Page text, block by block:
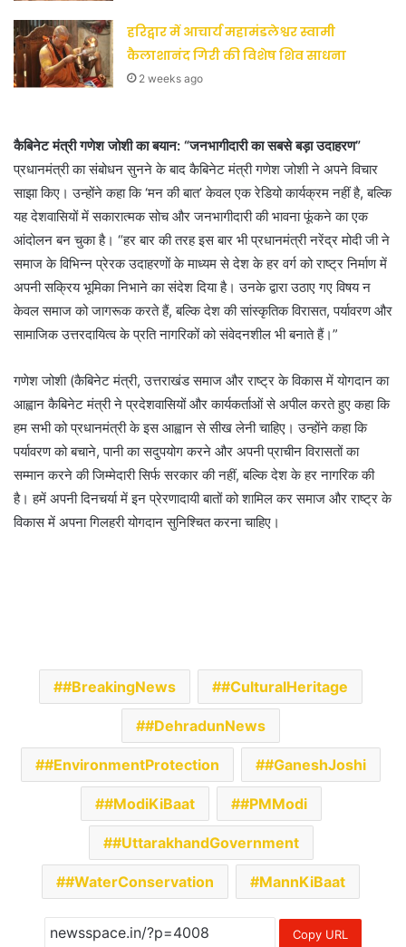
हरिद्वार में आचार्य महामंडलेश्वर स्वामी
कैलाशानंद गिरी की विशेष शिव साधना
2 weeks ago
कैबिनेट मंत्री गणेश जोशी का बयान: “जनभागीदारी का सबसे बड़ा उदाहरण”
प्रधानमंत्री का संबोधन सुनने के बाद कैबिनेट मंत्री गणेश जोशी ने अपने विचार
साझा किए। उन्होंने कहा कि ‘मन की बात’ केवल एक रेडियो कार्यक्रम नहीं है, बल्कि
यह देशवासियों में सकारात्मक सोच और जनभागीदारी की भावना फूंकने का एक
आंदोलन बन चुका है। “हर बार की तरह इस बार भी प्रधानमंत्री नरेंद्र मोदी जी ने
समाज के विभिन्न प्रेरक उदाहरणों के माध्यम से देश के हर वर्ग को राष्ट्र निर्माण में
अपनी सक्रिय भूमिका निभाने का संदेश दिया है। उनके द्वारा उठाए गए विषय न
केवल समाज को जागरूक करते हैं, बल्कि देश की सांस्कृतिक विरासत, पर्यावरण और
सामाजिक उत्तरदायित्व के प्रति नागरिकों को संवेदनशील भी बनाते हैं।”
गणेश जोशी (कैबिनेट मंत्री, उत्तराखंड समाज और राष्ट्र के विकास में योगदान का
आह्वान कैबिनेट मंत्री ने प्रदेशवासियों और कार्यकर्ताओं से अपील करते हुए कहा कि
हम सभी को प्रधानमंत्री के इस आह्वान से सीख लेनी चाहिए। उन्होंने कहा कि
पर्यावरण को बचाने, पानी का सदुपयोग करने और अपनी प्राचीन विरासतों का
सम्मान करने की जिम्मेदारी सिर्फ सरकार की नहीं, बल्कि देश के हर नागरिक की
है। हमें अपनी दिनचर्या में इन प्रेरणादायी बातों को शामिल कर समाज और राष्ट्र के
विकास में अपना गिलहरी योगदान सुनिश्चित करना चाहिए।
#BreakingNews #CulturalHeritage
#DehradunNews
#EnvironmentProtection #GaneshJoshi
#ModiKiBaat #PMModi
#UttarakhandGovernment
#WaterConservation MannKiBaat
Copy URL